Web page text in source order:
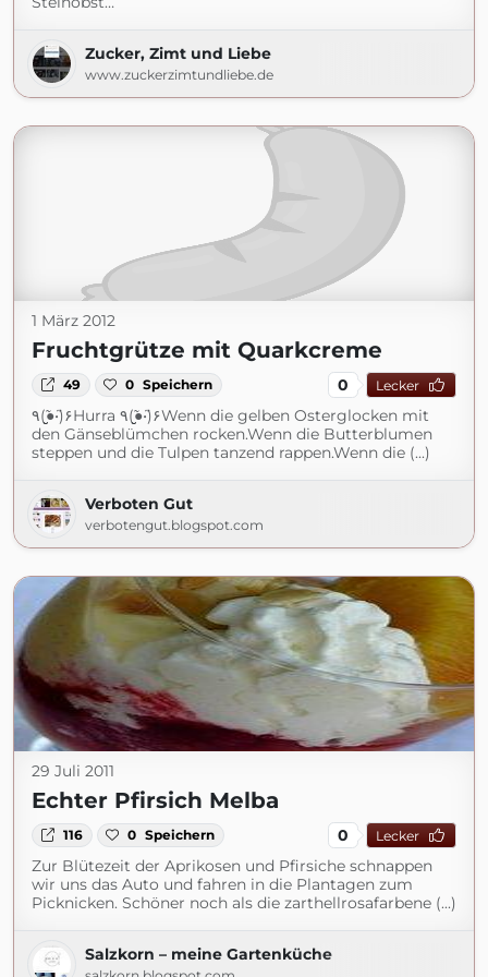
Zucker, Zimt und Liebe
www.zuckerzimtundliebe.de
1 März 2012
Fruchtgrütze mit Quarkcreme
49 0 Speichern 0 Lecker
٩(●̮̮̃•̃)۶Hurra ٩(●̮̮̃•̃)۶Wenn die gelben Osterglocken mit
den Gänseblümchen rocken.Wenn die Butterblumen
steppen und die Tulpen tanzend rappen.Wenn die (...)
Verboten Gut
verbotengut.blogspot.com
29 Juli 2011
Echter Pfirsich Melba
116 0 Speichern 0 Lecker
Zur Blütezeit der Aprikosen und Pfirsiche schnappen
wir uns das Auto und fahren in die Plantagen zum
Picknicken. Schöner noch als die zarthellrosafarbene (...)
Salzkorn – meine Gartenküche